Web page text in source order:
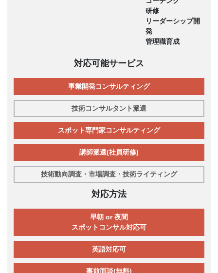
研修
リーダーシップ開
発
管理職育成
対応可能サービス
事業開発コンサルティング
技術コンサルタント派遣
スポット専門家コンサルティング
講師派遣(社員研修)
技術動向調査・市場調査・技術ライティング
対応方法
早朝 or 夜間
スポットコンサル対応可
英語対応可
事前面談(無料)